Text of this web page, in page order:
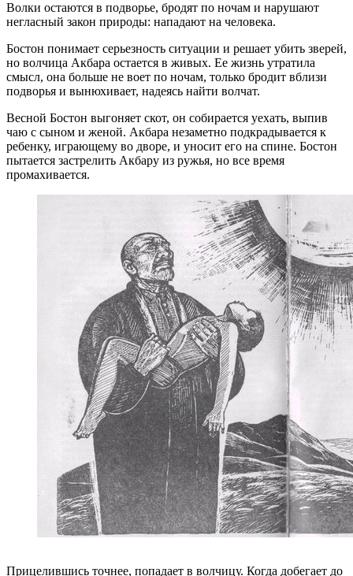
Волки остаются в подворье, бродят по ночам и нарушают
негласный закон природы: нападают на человека.
Бостон понимает серьезность ситуации и решает убить зверей,
но волчица Акбара остается в живых. Ее жизнь утратила
смысл, она больше не воет по ночам, только бродит вблизи
подворья и вынюхивает, надеясь найти волчат.
Весной Бостон выгоняет скот, он собирается уехать, выпив
чаю с сыном и женой. Акбара незаметно подкрадывается к
ребенку, играющему во дворе, и уносит его на спине. Бостон
пытается застрелить Акбару из ружья, но все время
промахивается.
Прицелившись точнее, попадает в волчицу. Когда добегает до